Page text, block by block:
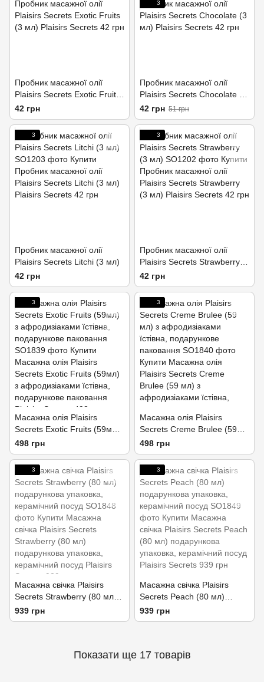
Пробник масажної олії
Plaisirs Secrets Exotic Fruits
(3 мл)
42 грн
3
Пробник масажної олії
Plaisirs Secrets Chocolate (3
мл)
42 грн 51 грн
3
Пробник масажної олії
Plaisirs Secrets Litchi (3 мл)
42 грн
3
Пробник масажної олії
Plaisirs Secrets Strawberry
(3 мл)
42 грн
3
Масажна олія Plaisirs
Secrets Exotic Fruits (59мл)
з афродизіаками їстівна,
подарункове паковання
498 грн
3
Масажна олія Plaisirs
Secrets Creme Brulee (59
мл) з афродизіаками
їстівна, подарункове
паковання
498 грн
3
Масажна свічка Plaisirs
Secrets Strawberry (80 мл)
подарункова упаковка,
керамічний посуд
939 грн
3
Масажна свічка Plaisirs
Secrets Peach (80 мл)
подарункова упаковка,
керамічний посуд
939 грн
Показати ще 17 товарів